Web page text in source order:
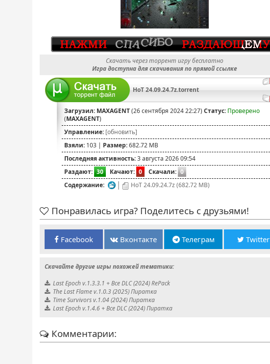
Скачать через торрент игру бесплатно
Игра доступна для скачивания по прямой ссылке
HoT 24.09.24.7z.torrent
Загрузил: MAXAGENT(26 сентября 2024 22:27) Статус: Проверено
(MAXAGENT)
Управление: [обновить]
Взяли: 103 | Размер:682.72 MB
Последняя активность:3 августа 2026 09:54
Раздают: 30 Качают: 0 Скачали: 0
Содержание:
HoT 24.09.24.7z (682.72 MB)
Понравилась игра? Поделитесь с друзьями!
Facebook Вконтакте Телеграм Twitter
Скачайте другие игры похожей тематики:
Last Epoch v.1.3.3.1 + Все DLC (2024) RePack
The Last Flame v.1.0.3 (2025) Пиратка
Time Survivors v.1.04 (2024) Пиратка
Last Epoch v.1.4.6 + Все DLC (2024) Пиратка
Комментарии: